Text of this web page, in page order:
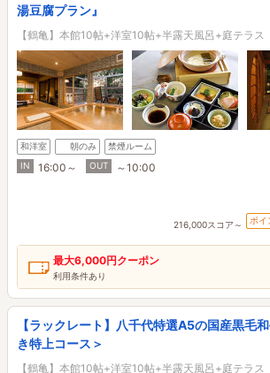
湯豆腐プラン』
【鶴亀】本館10帖+洋室10帖+半露天風呂+庭テラス
和洋室 朝のみ
禁煙ルーム
IN
16:00～ OUT ～10:00
216,000スコア～ ポイ
最大6,000円クーポン
利用条件あり
【ラックレート】八千代特選A5の国産黒毛
き特上コース＞
【鶴亀】本館10帖+洋室10帖+半露天風呂+庭テラス